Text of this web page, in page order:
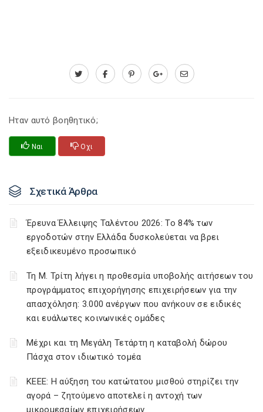
Ηταν αυτό βοηθητικό;
Ναι Οχι
Σχετικά Άρθρα
Έρευνα Έλλειψης Ταλέντου 2026: Το 84% των
εργοδοτών στην Ελλάδα δυσκολεύεται να βρει
εξειδικευμένο προσωπικό
Τη Μ. Τρίτη λήγει η προθεσμία υποβολής αιτήσεων του
προγράμματος επιχορήγησης επιχειρήσεων για την
απασχόληση: 3.000 ανέργων που ανήκουν σε ειδικές
και ευάλωτες κοινωνικές ομάδες
Μέχρι και τη Μεγάλη Τετάρτη η καταβολή δώρου
Πάσχα στον ιδιωτικό τομέα
ΚΕΕΕ: Η αύξηση του κατώτατου μισθού στηρίζει την
αγορά – ζητούμενο αποτελεί η αντοχή των
μικρομεσαίων επιχειρήσεων